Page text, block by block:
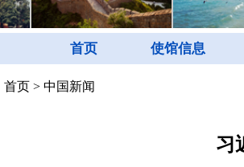
首页 使馆信息
首页 > 中国新闻
习